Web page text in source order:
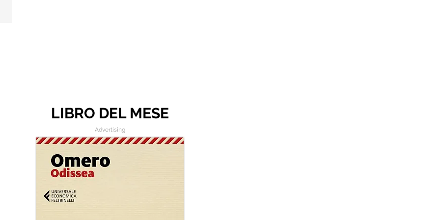
LIBRO DEL MESE
Advertising